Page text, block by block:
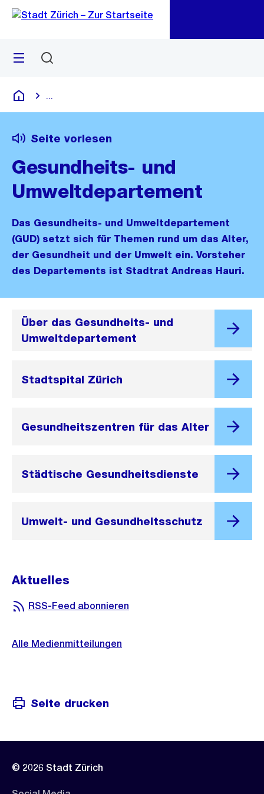
Navigation
Sprunglink
Menü
Deutsch
Seite vorlesen
Gesundheits- und
Umweltdepartement
Das Gesundheits- und Umweltdepartement
(GUD) setzt sich für Themen rund um das Alter,
der Gesundheit und der Umwelt ein. Vorsteher
des Departements ist Stadtrat Andreas Hauri.
Über das Gesundheits- und
Umweltdepartement
Stadtspital Zürich
Gesundheitszentren für das Alter
Städtische Gesundheitsdienste
Umwelt- und Gesundheitsschutz
Aktuelles
RSS-Feed abonnieren
Alle Medienmitteilungen
Seite drucken
© 2026 Stadt Zürich